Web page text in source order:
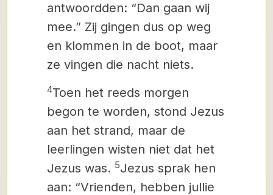
antwoordden: “Dan gaan wij
mee.” Zij gingen dus op weg
en klommen in de boot, maar
ze vingen die nacht niets.
4Toen het reeds morgen
begon te worden, stond Jezus
aan het strand, maar de
leerlingen wisten niet dat het
Jezus was. 5Jezus sprak hen
aan: “Vrienden, hebben jullie